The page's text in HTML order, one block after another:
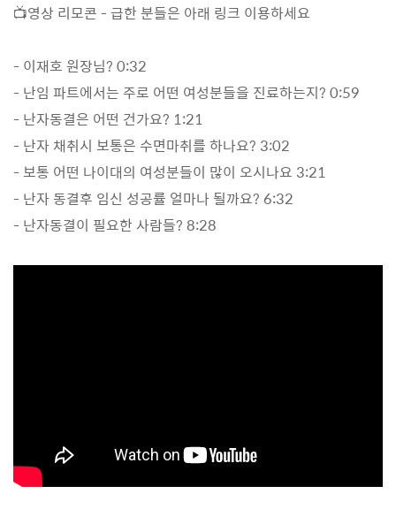
📺영상 리모콘 - 급한 분들은 아래 링크 이용하세요
- 이재호 원장님? 0:32
- 난임 파트에서는 주로 어떤 여성분들을 진료하는지? 0:59
- 난자동결은 어떤 건가요? 1:21
- 난자 채취시 보통은 수면마취를 하나요? 3:02
- 보통 어떤 나이대의 여성분들이 많이 오시나요 3:21
- 난자 동결후 임신 성공률 얼마나 될까요? 6:32
- 난자동결이 필요한 사람들? 8:28